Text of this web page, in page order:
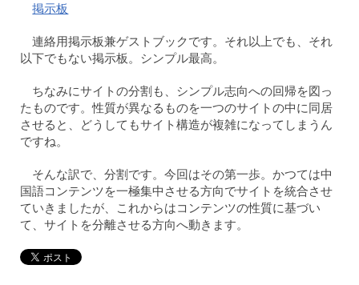
掲示板
連絡用掲示板兼ゲストブックです。それ以上でも、それ
以下でもない掲示板。シンプル最高。
ちなみにサイトの分割も、シンプル志向への回帰を図っ
たものです。性質が異なるものを一つのサイトの中に同居
させると、どうしてもサイト構造が複雑になってしまうん
ですね。
そんな訳で、分割です。今回はその第一歩。かつては中
国語コンテンツを一極集中させる方向でサイトを統合させ
ていきましたが、これからはコンテンツの性質に基づい
て、サイトを分離させる方向へ動きます。